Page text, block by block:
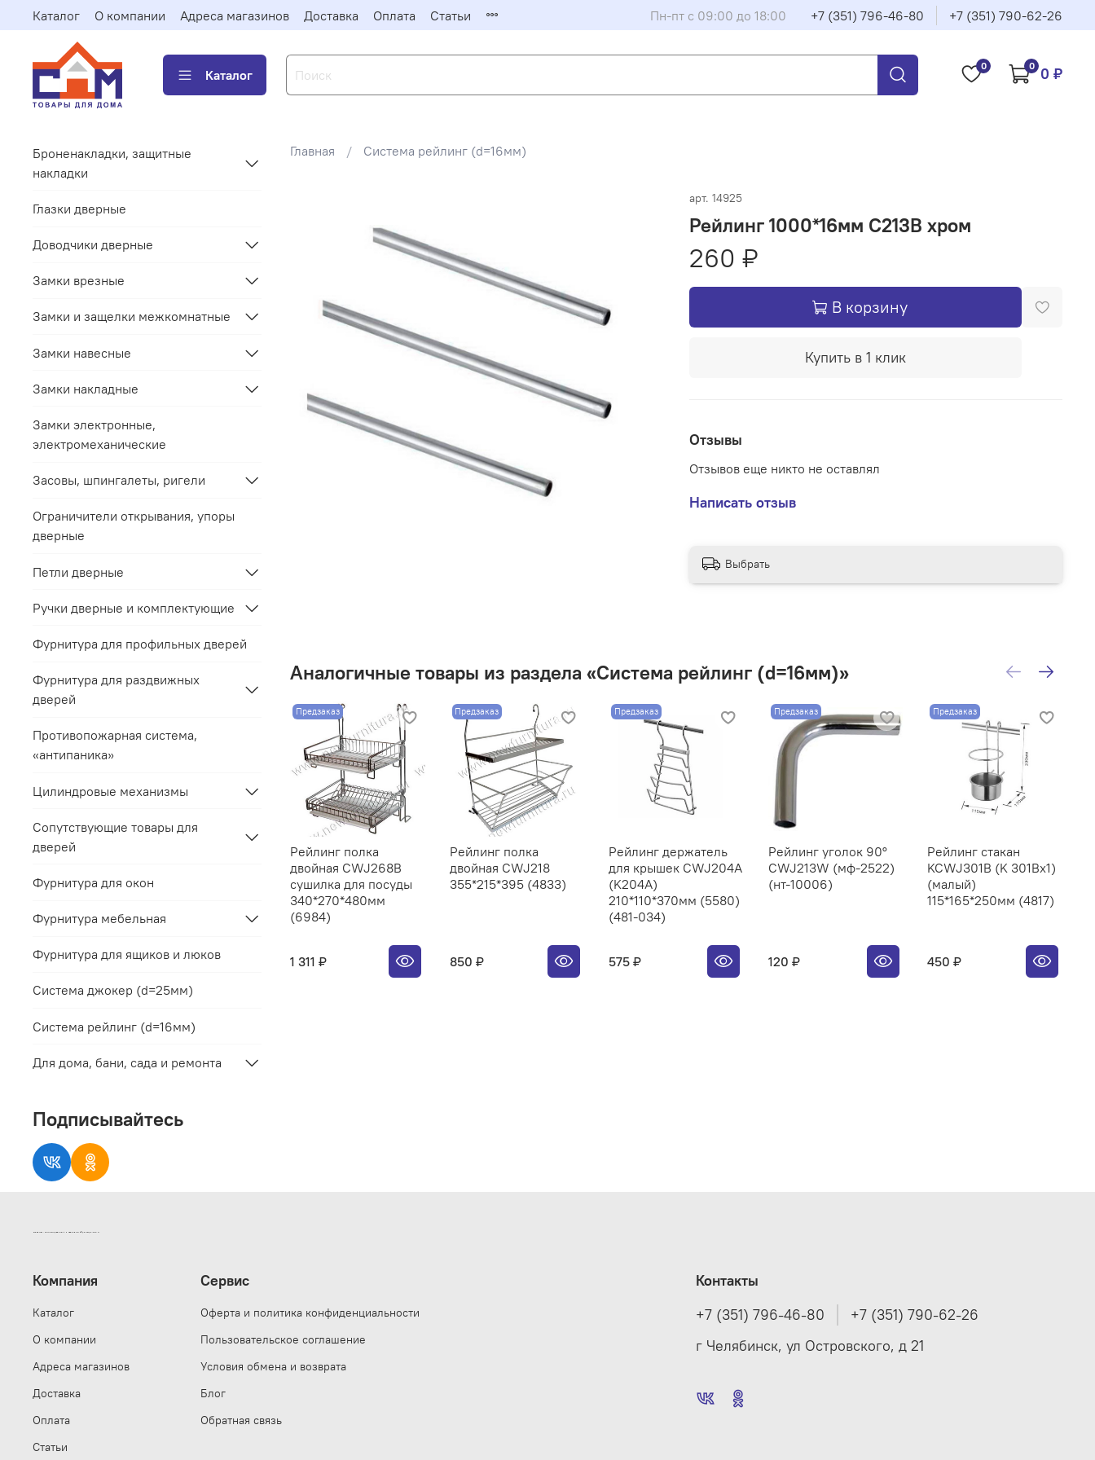
Каталог О компании Адреса магазинов Доставка Оплата Статьи Пн-пт с 09:00 до 18:00 +7 (351) 796-46-80 +7 (351) 790-62-26
Каталог
0 0 0 ₽
Главная Система рейлинг (d=16мм)
арт. 14925
Рейлинг 1000*16мм C213B хром
260 ₽
В корзину
Купить в 1 клик
Отзывы
Отзывов еще никто не оставлял
Написать отзыв
Выбрать
Аналогичные товары из раздела «Система рейлинг (d=16мм)»
Предзаказ
Рейлинг полка
двойная CWJ268B
сушилка для посуды
340*270*480мм
(6984)
1 311 ₽
Предзаказ
Рейлинг полка
двойная CWJ218
355*215*395 (4833)
850 ₽
Предзаказ
Рейлинг держатель
для крышек CWJ204A
(K204A)
210*110*370мм (5580)
(481-034)
575 ₽
Предзаказ
Рейлинг уголок 90°
CWJ213W (мф-2522)
(нт-10006)
120 ₽
Предзаказ
Рейлинг стакан
KCWJ301B (K 301Bx1)
(малый)
115*165*250мм (4817)
450 ₽
Броненакладки, защитные
накладки
Глазки дверные
Доводчики дверные
Замки врезные
Замки и защелки межкомнатные
Замки навесные
Замки накладные
Замки электронные,
электромеханические
Засовы, шпингалеты, ригели
Ограничители открывания, упоры
дверные
Петли дверные
Ручки дверные и комплектующие
Фурнитура для профильных дверей
Фурнитура для раздвижных
дверей
Противопожарная система,
«антипаника»
Цилиндровые механизмы
Сопутствующие товары для
дверей
Фурнитура для окон
Фурнитура мебельная
Фурнитура для ящиков и люков
Система джокер (d=25мм)
Система рейлинг (d=16мм)
Для дома, бани, сада и ремонта
Подписывайтесь
ИНТЕРНЕТ-МАГАЗИН ДВЕРНОЙ И МЕБЕЛЬНОЙ ФУРНИТУРЫ САМ
Компания
Каталог
О компании
Адреса магазинов
Доставка
Оплата
Статьи
Сервис
Оферта и политика конфиденциальности
Пользовательское соглашение
Условия обмена и возврата
Блог
Обратная связь
Контакты
+7 (351) 796-46-80
+7 (351) 790-62-26
г Челябинск, ул Островского, д 21